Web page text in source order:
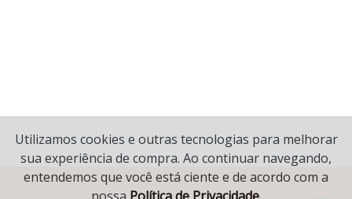
© 2020 Copyright Mariana Joias
Utilizamos cookies e outras tecnologias para melhorar
sua experiência de compra. Ao continuar navegando,
entendemos que você está ciente e de acordo com a